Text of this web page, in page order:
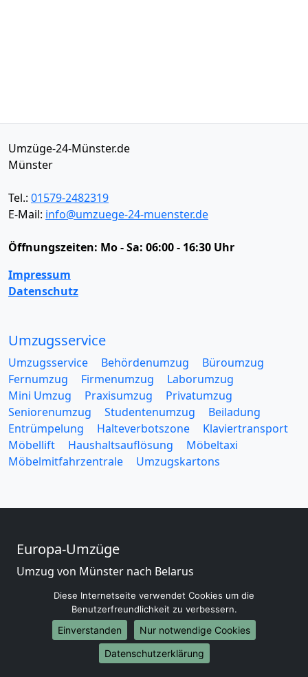
Umzüge-24-Münster.de
Münster
Tel.: 01579-2482319
E-Mail: info@umzuege-24-muenster.de
Öffnungszeiten: Mo - Sa: 06:00 - 16:30 Uhr
Impressum
Datenschutz
Umzugsservice
Umzugsservice Behördenumzug
Büroumzug
Fernumzug
Firmenumzug
Laborumzug
Mini Umzug
Praxisumzug
Privatumzug
Seniorenumzug
Studentenumzug
Beiladung
Entrümpelung
Halteverbotszone
Klaviertransport
Möbellift
Haushaltsauflösung
Möbeltaxi
Möbelmitfahrzentrale
Umzugskartons
Europa-Umzüge
Umzug von Münster nach Belarus
Umzug von Münster nach Bulgarien
Umzug von Münster nach Dänemark
Umzug von Münster nach England
Umzug von Münster nach Portugal
Diese Internetseite verwendet Cookies um die
Benutzerfreundlichkeit zu verbessern.
Einverstanden
Nur notwendige Cookies
Datenschutzerklärung